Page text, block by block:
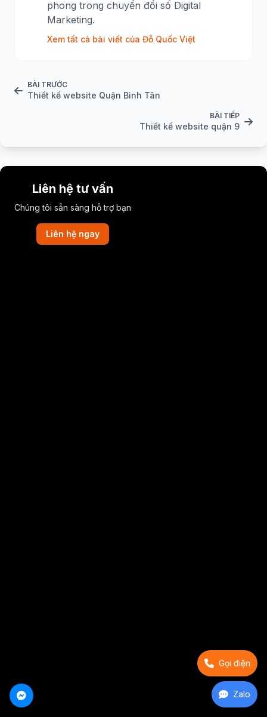
phong trong chuyển đổi số Digital
Marketing.
Xem tất cả bài viết của Đỗ Quốc Việt
BÀI TRƯỚC
Thiết kế website Quận Bình Tân
BÀI TIẾP
Thiết kế website quận 9
Liên hệ tư vấn
Chúng tôi sẵn sàng hỗ trợ bạn
Liên hệ ngay
Gọi điện
Zalo